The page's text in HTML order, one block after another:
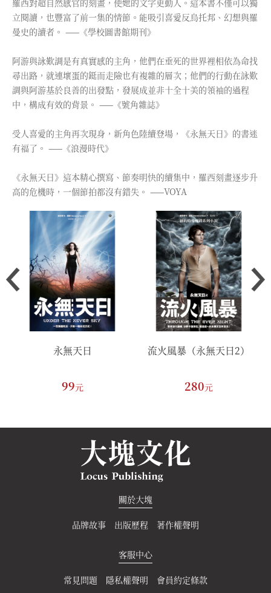
羅西對超自然感官的刻畫，使她的文字更動人。這本書不僅可以獨
立閱讀，也豐富了前一集的情節。能吸引喜愛反烏托邦、幻想與羅
曼史的讀者。 ——《學校圖書館期刊》
阿游與詠歎調是有真實感的主角，他們在垂死的世界裡相依為命找
尋出路，就連壞蛋的鋌而走險也有複雜的層次；他們的行動在詠歎
調與阿游基於良善的出發點，發展成並非十全十美的領袖的過程
中，構成有效的背景。 ——《號角雜誌》
受人喜愛的主角再次現身，新角色陸續登場，《永無天日》的書迷
有福了。 ——《浪漫時代》
《永無天日》這本精心撰寫、節奏明快的續集中，羅西刻畫逐步升
高的危機時，一個節拍都沒有錯失。 ——VOYA
永無天日
99元
流火風暴（永無天日2）
280元
關於大塊
品牌故事 出版歷程 著作權聲明
客服中心
常見問題 隱私權聲明 會員約定條款